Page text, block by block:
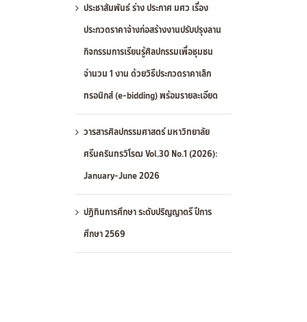
ประชาสัมพันธ์ ร่าง ประกาศ มศว เรื่อง
ประกวดราคาจ้างก่อสร้างงานปรับปรุงลาน
กิจกรรมการเรียนรู้ศิลปกรรมเพื่อชุมชน
จำนวน 1 งาน ด้วยวิธีประกวดราคาเล็ก
ทรอนิกส์ (e-bidding) พร้อมรายละเอียด
วารสารศิลปกรรมศาสตร์ มหาวิทยาลัย
ศรีนครินทรวิโรฒ Vol.30 No.1 (2026):
January-June 2026
ปฏิทินการศึกษา ระดับปริญญาตรี ปีการ
ศึกษา 2569